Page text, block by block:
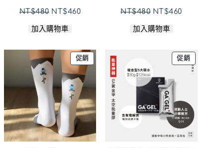
NT$480 原
價
NT$480。
NT$460目
NT$460。
加入購物車
NT$480 原
價
NT$480。
NT$460目
NT$460。
加入購物車
促銷特
價
品
促銷特
價
商